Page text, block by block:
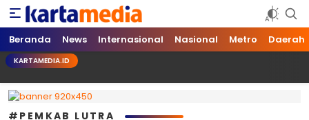
kartamedia.id
Jujur Mengabari
Beranda News Internasional Nasional Metro Daerah
KARTAMEDIA.ID
#PEMKAB LUTRA